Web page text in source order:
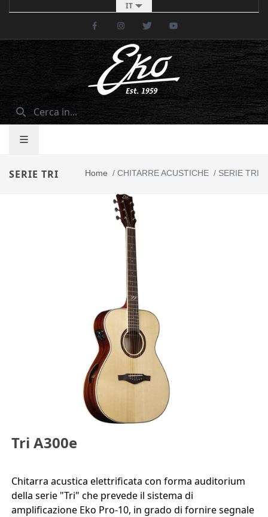
IT
FacebookInstagramTwitter
SERIE TRI Home / CHITARRE ACUSTICHE / SERIE TRI
Tri A300e
Chitarra acustica elettrificata con forma auditorium
della serie "Tri" che prevede il sistema di
amplificazione Eko Pro-10, in grado di fornire segnale